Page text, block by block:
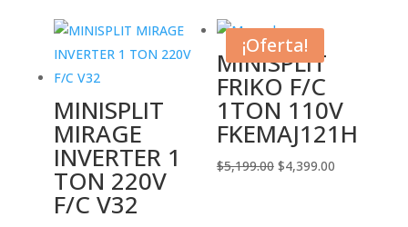
era:
$8,929.00.
es:
$5,199.00.
era:
$7,599.00.
MINISPLIT
MIRAGE
INVERTER 1
TON 220V
F/C V32
¡Oferta!
MINISPLIT
FRIKO F/C
1TON 110V
FKEMAJ121H
$5,199.00 El
$4,399.00El